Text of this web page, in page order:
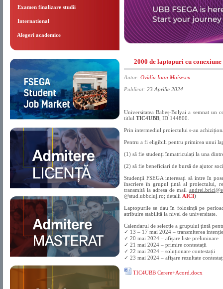
Examen finalizare studii
International
Alegeri academice
2000 de laptopuri cu
Autor: Ovidiu Ioan Moisescu
Publicat: 23 Aprilie 2024
Universitatea Babeș-Bolyai a semnat un
titlul TIC4UBB , ID 144800.
Prin intermediul proiectului s-au
Pentru a fi eligibili pentru primirea unui
(1) să fie studenți înmatriculați la una
(2) să fie beneficiari de bursă de ajutor
Studenții FSEGA interesați să intre în
înscriere în grupul țintă al proiectului,
transmită la adresa de mail
@stud.ubbcluj.ro; detalii AICI)
Laptopurile se dau în folosință pe
atribuire stabilită la nivel de universitate.
Calendarul de selecție a grupului țintă
✓ 13 – 17 mai 2024 – transmiterea
✓ 20 mai 2024 – afișare liste preliminare
✓ 21 mai 2024 – primire contestații
✓ 22 mai 2024 – soluționare contestații
✓ 23 mai 2024 – afișare rezultate
TIC4UBB Cerere+Acord.docx